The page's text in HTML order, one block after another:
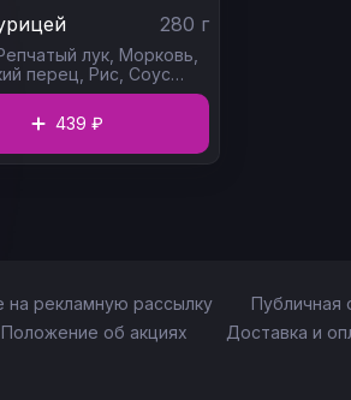
280 г
лук, Морковь,
перец, Рис, Соус
439 ₽
на рекламную рассылку
Публичная
Положение об акциях
Доставка и